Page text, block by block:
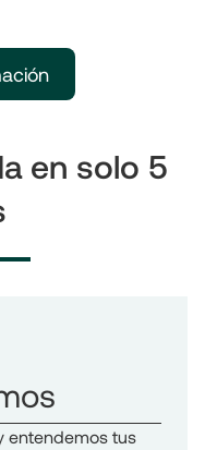
en solo 5
entendemos tus